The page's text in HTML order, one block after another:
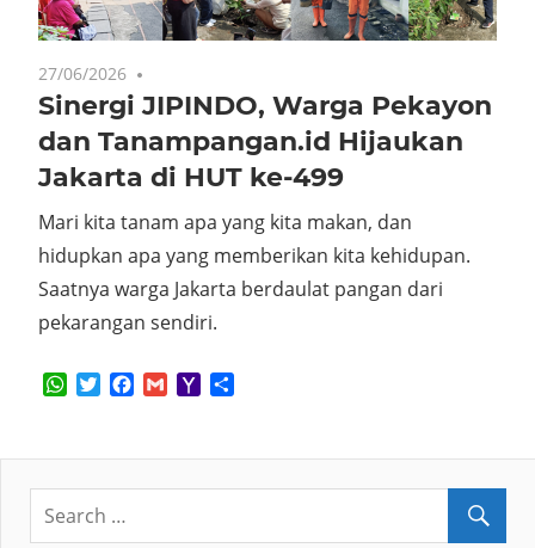
27/06/2026
Sinergi JIPINDO, Warga Pekayon
dan Tanampangan.id Hijaukan
Jakarta di HUT ke-499
Mari kita tanam apa yang kita makan, dan
hidupkan apa yang memberikan kita kehidupan.
Saatnya warga Jakarta berdaulat pangan dari
pekarangan sendiri.
WhatsApp
TwitterFacebook
GmailYahoo